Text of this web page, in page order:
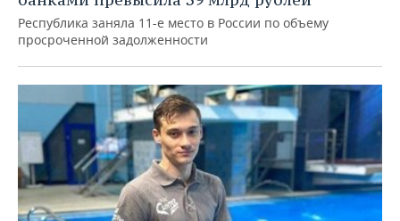
Республика заняла 11-е место в России по объему
просроченной задолженности